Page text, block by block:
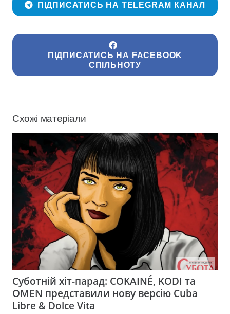
ПІДПИСАТИСЬ НА TELEGRAM КАНАЛ
ПІДПИСАТИСЬ НА FACEBOOK
СПІЛЬНОТУ
Схожі матеріали
Суботній хіт-парад: COKAINÉ, KODI та
OMEN представили нову версію Cuba
Libre & Dolce Vita